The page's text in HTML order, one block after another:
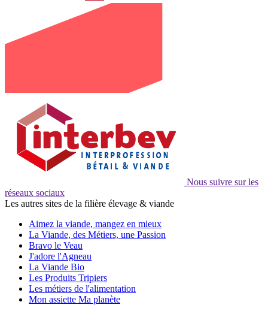
Nous suivre sur les
réseaux sociaux
Les autres sites de la filière élevage & viande
Aimez la viande, mangez en mieux
La Viande, des Métiers, une Passion
Bravo le Veau
J'adore l'Agneau
La Viande Bio
Les Produits Tripiers
Les métiers de l'alimentation
Mon assiette Ma planète